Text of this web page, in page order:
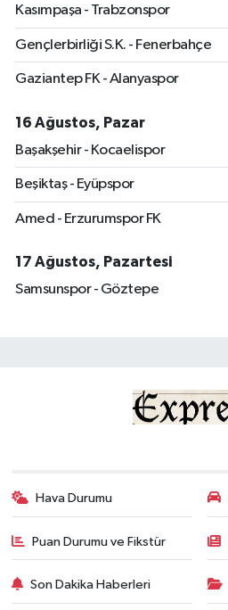
Kasımpaşa - Trabzonspor
Gençlerbirliği S.K. - Fenerbahçe
Gaziantep FK - Alanyaspor
16 Ağustos, Pazar
Başakşehir - Kocaelispor
Beşiktaş - Eyüpspor
Amed - Erzurumspor FK
17 Ağustos, Pazartesi
Samsunspor - Göztepe
Hava Durumu
Puan Durumu ve Fikstür
Son Dakika Haberleri